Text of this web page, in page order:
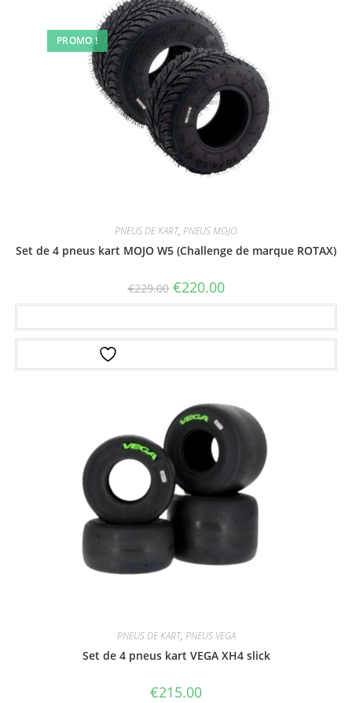
PROMO !
PNEUS DE KART, PNEUS MOJO
Set de 4 pneus kart MOJO W5 (Challenge de marque ROTAX)
€229.00 €220.00
PNEUS DE KART, PNEUS VEGA
Set de 4 pneus kart VEGA XH4 slick
€215.00